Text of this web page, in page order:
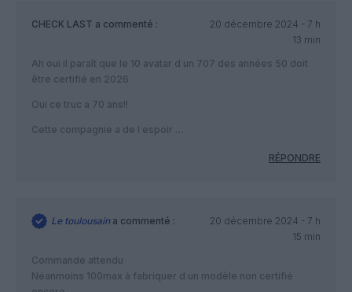
CHECK LAST a commenté :
20 décembre 2024 - 7 h
13 min
Ah oui il paraît que le 10 avatar d un 707 des années 50 doit
être certifié en 2026
Oui ce truc a 70 ans!!
Cette compagnie a de l espoir …
RÉPONDRE
Le toulousaina commenté :
20 décembre 2024 - 7 h
15 min
Commande attendu
Néanmoins 100max à fabriquer d un modèle non certifié